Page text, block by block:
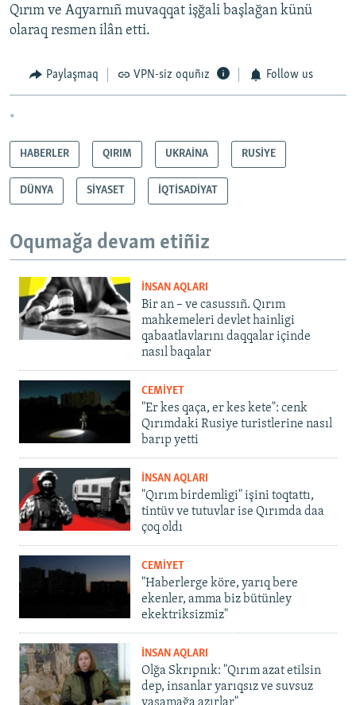
Qırım ve Aqyarnıñ muvaqqat işğali başlağan künü
olaraq resmen ilân etti.
Paylaşmaq VPN-siz oquñız Follow us
*
HABERLER QIRIM UKRAİNA RUSİYE
DÜNYA SİYASET İQTİSADİYAT
Oqumağa devam etiñiz
İNSAN AQLARI
Bir an – ve casussıñ. Qırım
mahkemeleri devlet hainligi
qabaatlavlarını daqqalar içinde
nasıl baqalar
CEMİYET
"Er kes qaça, er kes kete": cenk
Qırımdaki Rusiye turistlerine nasıl
barıp yetti
İNSAN AQLARI
"Qırım birdemligi" işini toqtattı,
tintüv ve tutuvlar ise Qırımda daa
çoq oldı
CEMİYET
"Haberlerge köre, yarıq bere
ekenler, amma biz bütünley
ekektriksizmiz"
İNSAN AQLARI
Olğa Skrıpnık: "Qırım azat etilsin
dep, insanlar yarıqsız ve suvsuz